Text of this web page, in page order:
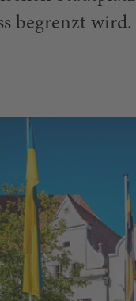
begrenzt wird.